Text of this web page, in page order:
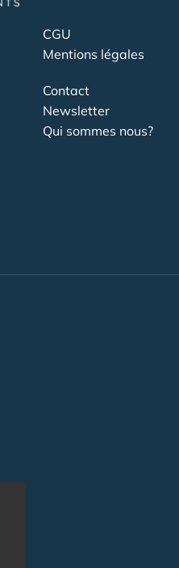
CGU
Mentions légales
Contact
Newsletter
Qui sommes nous?